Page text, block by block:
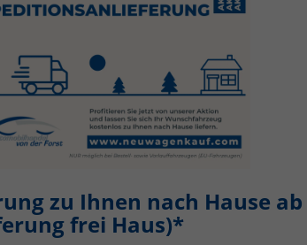
Art Kraftstoffart
zu Ihnen nach Hause
frei Haus)*